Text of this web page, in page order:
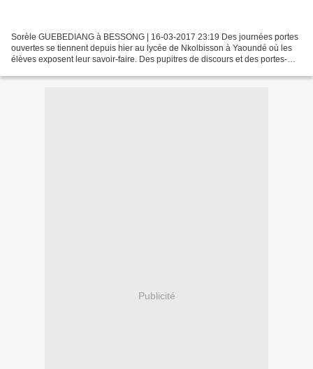
Sorèle GUEBEDIANG à BESSONG | 16-03-2017 23:19 Des journées portes
ouvertes se tiennent depuis hier au lycée de Nkolbisson à Yaoundé où les
élèves exposent leur savoir-faire. Des pupitres de discours et des portes-
Publicité